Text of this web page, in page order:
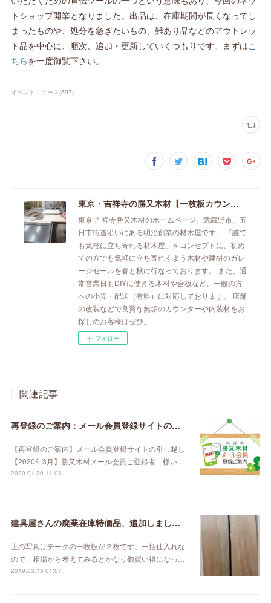
トショップ開業となりました。出品は、在庫期間が長くなってし
まったものや、処分を急ぎたいもの、難あり品などのアウトレッ
ト品を中心に、順次、追加・更新していくつもりです。まずはこ
ちらを一度御覧下さい。
イベントニュース(597)
東京・吉祥寺の勝又木材【一枚板カウンター】
東京 吉祥寺勝又木材のホームページ。武蔵野市、五
日市街道沿いにある明治創業の材木屋です。 「誰で
も気軽に立ち寄れる材木屋」をコンセプトに、初め
ての方でも気軽に立ち寄れるよう木材や建材のガレ
ージセールを春と秋に行なっております。 また、通
常営業日もDIYに使える木材や合板など、一般の方
への小売・配送（有料）に対応しております。 店舗
の改装などで良質な無垢のカウンターや内装材をお
探しのお客様はぜひ。
フォロー
関連記事
再登録のご案内：メール会員登録サイトの引っ越し【2020年3月】
【再登録のご案内】メール会員登録サイトの引っ越し
【2020年3月】勝又木材メール会員ご登録者 様い…
2020.01.30 11:03
建具屋さんの廃業在庫特価品、追加しました。
上の写真はチークの一枚板が２枚です。一括仕入れな
ので、相場から考えてみるとかなり御買い得になっ…
2019.03.13 01:07